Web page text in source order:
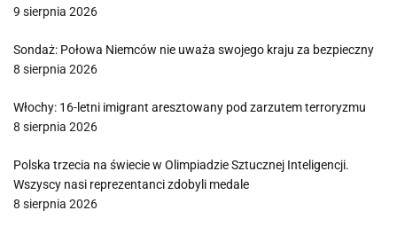
9 sierpnia 2026
Sondaż: Połowa Niemców nie uważa swojego kraju za bezpieczny
8 sierpnia 2026
Włochy: 16-letni imigrant aresztowany pod zarzutem terroryzmu
8 sierpnia 2026
Polska trzecia na świecie w Olimpiadzie Sztucznej Inteligencji.
Wszyscy nasi reprezentanci zdobyli medale
8 sierpnia 2026